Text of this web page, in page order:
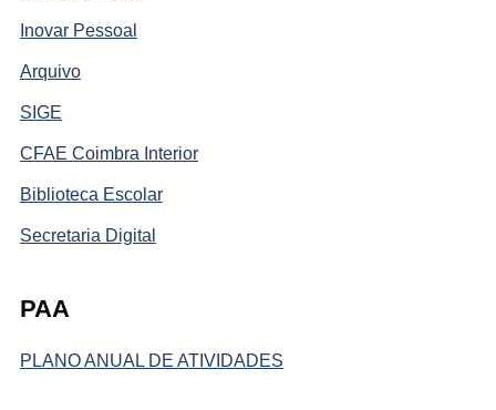
Inovar Pessoal
Arquivo
SIGE
CFAE Coimbra Interior
Biblioteca Escolar
Secretaria Digital
PAA
PLANO ANUAL DE ATIVIDADES